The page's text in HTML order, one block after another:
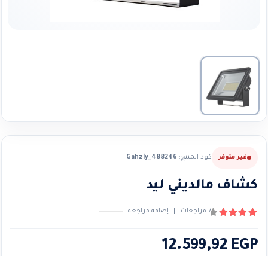
غير متوفر كود المنتج: Gahzly_488246
كشاف مالديني ليد
7 مراجعات إضافة مراجعة
12.599,92 EGP